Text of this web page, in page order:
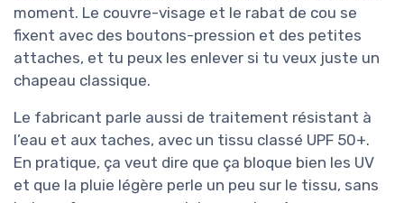
moment. Le couvre-visage et le rabat de cou se
fixent avec des boutons-pression et des petites
attaches, et tu peux les enlever si tu veux juste un
chapeau classique.
Le fabricant parle aussi de traitement résistant à
l’eau et aux taches, avec un tissu classé UPF 50+.
En pratique, ça veut dire que ça bloque bien les UV
et que la pluie légère perle un peu sur le tissu, sans